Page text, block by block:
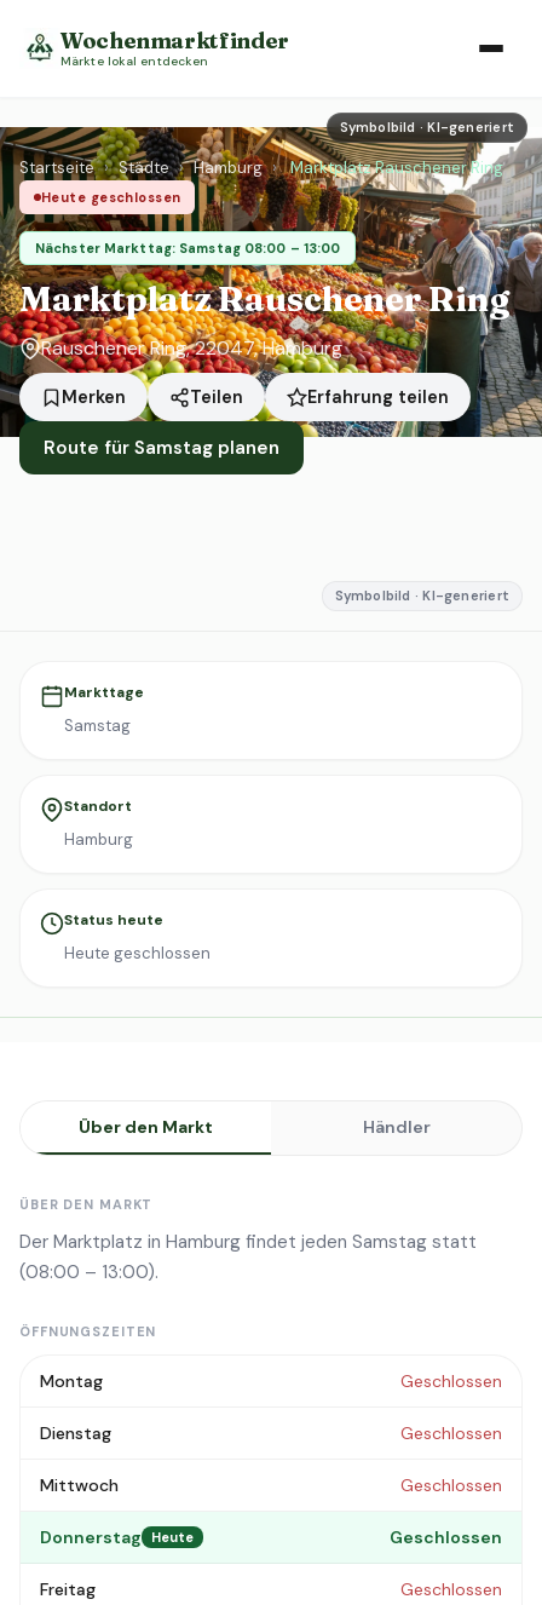
Wochenmarktfinder
Märkte lokal entdecken
Symbolbild · KI-generiert
Startseite › Städte › Hamburg › Marktplatz Rauschener Ring
Heute geschlossen
Nächster Markttag: Samstag 08:00 – 13:00
Marktplatz Rauschener Ring
Rauschener Ring, 22047, Hamburg
Merken Teilen Erfahrung teilen
Route für Samstag planen
Symbolbild · KI-generiert
Markttage
Samstag
Standort
Hamburg
Status heute
Heute geschlossen
Über den Markt Händler
ÜBER DEN MARKT
Der Marktplatz in Hamburg findet jeden Samstag statt
(08:00 – 13:00).
ÖFFNUNGSZEITEN
Montag Geschlossen
Dienstag Geschlossen
Mittwoch Geschlossen
Donnerstag Heute Geschlossen
Freitag Geschlossen